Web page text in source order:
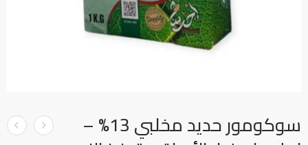
سوكومور حديد مخلبي 13% –